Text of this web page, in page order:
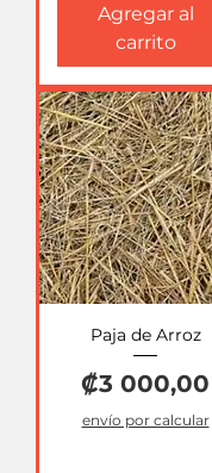
0
0
0
,
0
0
p
o
r
1
K
i
l
o
g
r
m
o
s
Agregar al
carrito
Paja de Arroz
Precio
₡3 000,00
envío por calcular